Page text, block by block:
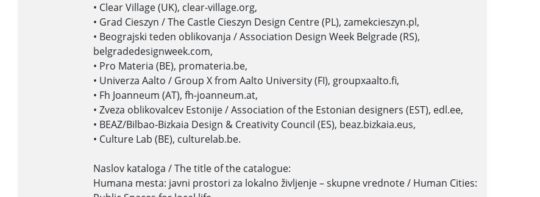
• Clear Village (UK), clear-village.org,
• Grad Cieszyn / The Castle Cieszyn Design Centre (PL), zamekcieszyn.pl,
• Beograjski teden oblikovanja / Association Design Week Belgrade (RS),
belgradedesignweek.com,
• Pro Materia (BE), promateria.be,
• Univerza Aalto / Group X from Aalto University (FI), groupxaalto.fi,
• Fh Joanneum (AT), fh-joanneum.at,
• Zveza oblikovalcev Estonije / Association of the Estonian designers (EST), edl.ee,
• BEAZ/Bilbao-Bizkaia Design & Creativity Council (ES), beaz.bizkaia.eus,
• Culture Lab (BE), culturelab.be.
Naslov kataloga / The title of the catalogue:
Humana mesta: javni prostori za lokalno življenje – skupne vrednote / Human Cities: